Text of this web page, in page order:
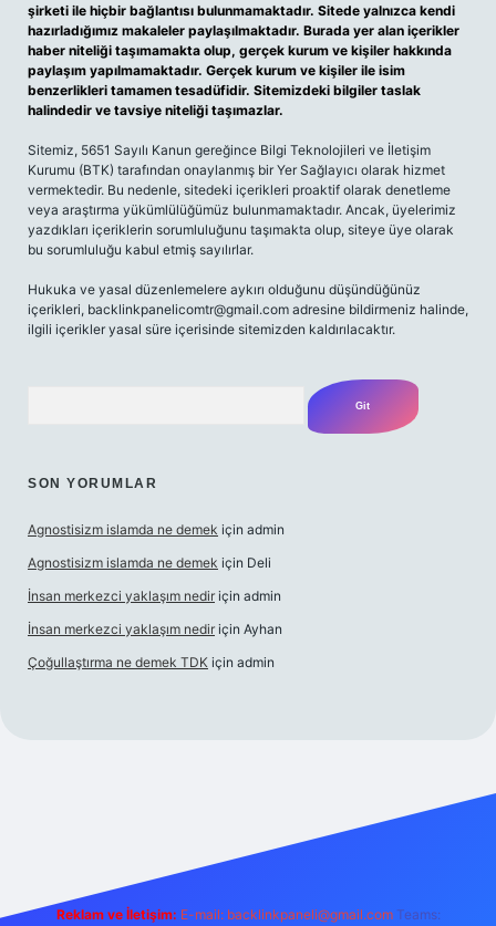
şirketi ile hiçbir bağlantısı bulunmamaktadır. Sitede yalnızca kendi
hazırladığımız makaleler paylaşılmaktadır. Burada yer alan içerikler
haber niteliği taşımamakta olup, gerçek kurum ve kişiler hakkında
paylaşım yapılmamaktadır. Gerçek kurum ve kişiler ile isim
benzerlikleri tamamen tesadüfidir. Sitemizdeki bilgiler taslak
halindedir ve tavsiye niteliği taşımazlar.
Sitemiz, 5651 Sayılı Kanun gereğince Bilgi Teknolojileri ve İletişim
Kurumu (BTK) tarafından onaylanmış bir Yer Sağlayıcı olarak hizmet
vermektedir. Bu nedenle, sitedeki içerikleri proaktif olarak denetleme
veya araştırma yükümlülüğümüz bulunmamaktadır. Ancak, üyelerimiz
yazdıkları içeriklerin sorumluluğunu taşımakta olup, siteye üye olarak
bu sorumluluğu kabul etmiş sayılırlar.
Hukuka ve yasal düzenlemelere aykırı olduğunu düşündüğünüz
içerikleri, backlinkpanelicomtr@gmail.com adresine bildirmeniz halinde,
ilgili içerikler yasal süre içerisinde sitemizden kaldırılacaktır.
SON YORUMLAR
Agnostisizm islamda ne demek için admin
Agnostisizm islamda ne demek için Deli
İnsan merkezci yaklaşım nedir için admin
İnsan merkezci yaklaşım nedir için Ayhan
Çoğullaştırma ne demek TDK için admin
Reklam ve İletişim: E-mail: backlinkpaneli@gmail.com Teams: